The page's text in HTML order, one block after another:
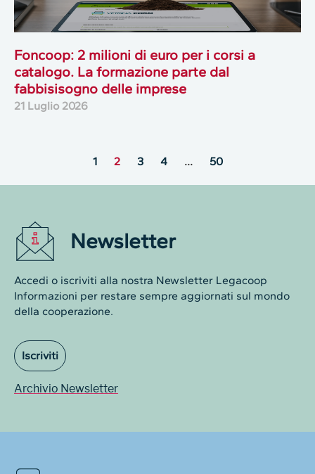
Foncoop: 2 milioni di euro per i corsi a
catalogo. La formazione parte dal
fabbisisogno delle imprese
21 Luglio 2026
1 2 3 4 … 50
Newsletter
Accedi o iscriviti alla nostra Newsletter Legacoop
Informazioni per restare sempre aggiornati sul mondo
della cooperazione.
Iscriviti
Archivio Newsletter